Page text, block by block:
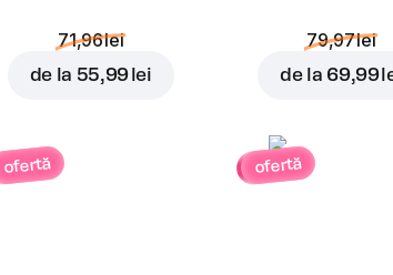
Ananas
71,96 lei
de la 55,99 lei
79,97 lei
de la 69,99
ofertă ofertă